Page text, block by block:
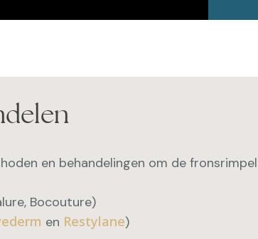
en behandelingen om de
Bocouture)
en Restylane)